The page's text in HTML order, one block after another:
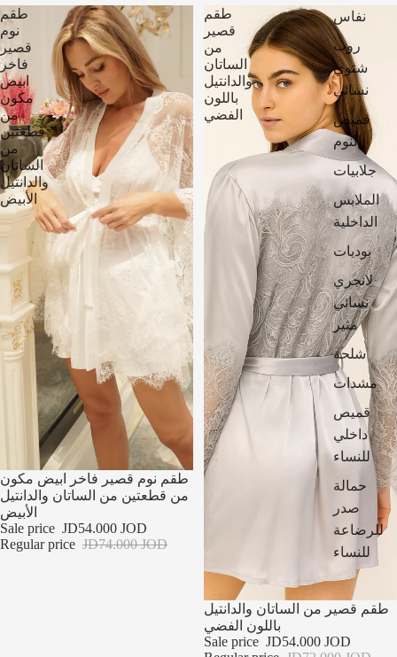
نفاس
روب
شتوي
نسائي
قميص
النوم
جلابيات
الملابس
الداخلية
بوديات
لانجري
نسائي
مثير
شلحة
مشدات
قميص
داخلي
للنساء
حمالة
صدر
للرضاعة
للنساء
طقم
نوم
قصير
فاخر
ابيض
مكون
من
قطعتين
من
الساتان
والدانتيل
الأبيض
تخفيضات
طقم نوم قصير فاخر ابيض مكون
من قطعتين من الساتان والدانتيل
الأبيض
Sale price JD54.000 JOD
Regular price JD74.000 JOD
طقم
قصير
من
الساتان
والدانتيل
باللون
الفضي
تخفيضات
طقم قصير من الساتان والدانتيل
باللون الفضي
Sale price JD54.000 JOD